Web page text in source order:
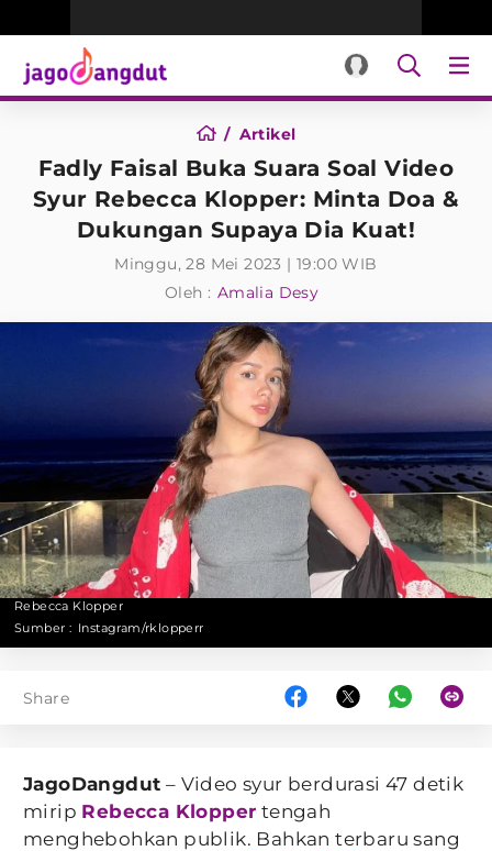
Artikel
Fadly Faisal Buka Suara Soal Video
Syur Rebecca Klopper: Minta Doa &
Dukungan Supaya Dia Kuat!
Minggu, 28 Mei 2023 | 19:00 WIB
Oleh : Amalia Desy
Rebecca Klopper
Sumber : Instagram/rklopperr
Share
JagoDangdut – Video syur berdurasi 47 detik
mirip Rebecca Klopper tengah
menghebohkan publik. Bahkan terbaru sang